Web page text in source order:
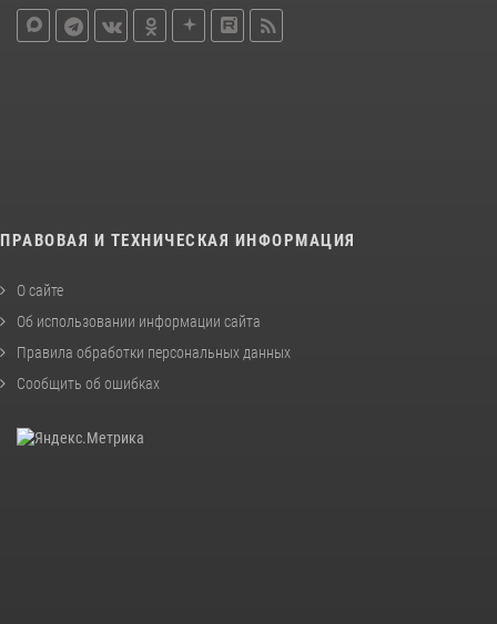
ПРАВОВАЯ И ТЕХНИЧЕСКАЯ ИНФОРМАЦИЯ
О сайте
Об использовании информации сайта
Правила обработки персональных данных
Сообщить об ошибках